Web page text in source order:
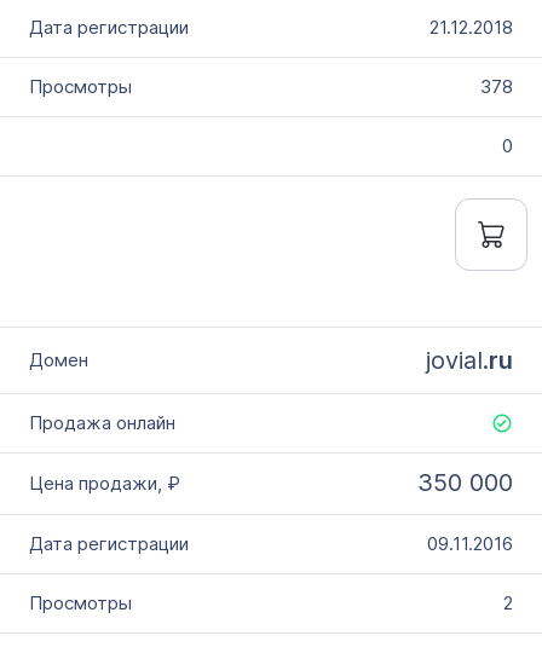
21.12.2018
378
0
jovial.ru
350 000
09.11.2016
2